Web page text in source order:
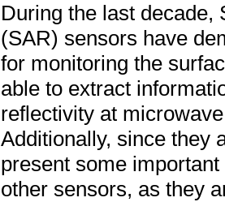
During the last decade,
(SAR) sensors have
for monitoring the
able to extract
reflectivity at
Additionally, since they
present some
other sensors, as they